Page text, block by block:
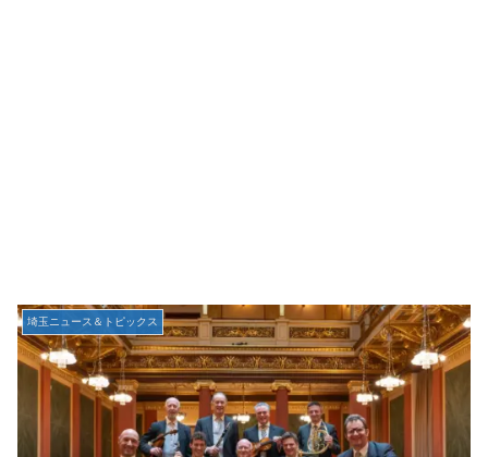
埼玉ニュース＆トピックス